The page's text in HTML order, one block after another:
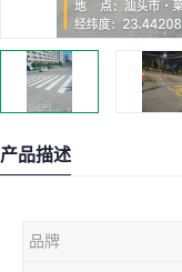
产品描述
品牌